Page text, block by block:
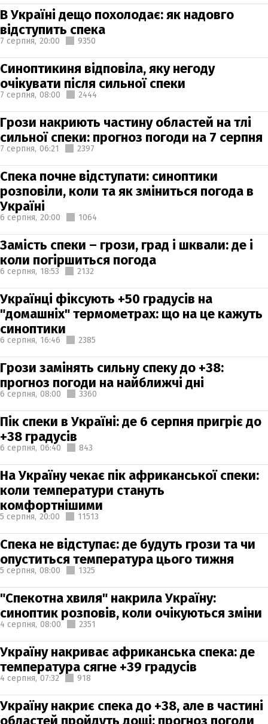
В Україні дещо похолодає: як надовго
відступить спека
7 серпня, 20:00 9350
Синоптикиня відповіла, яку негоду
очікувати після сильної спеки
7 серпня, 08:00 2444
Грози накриють частину областей на тлі
сильної спеки: прогноз погоди на 7 серпня
7 серпня, 06:21 2397
Спека почне відступати: синоптики
розповіли, коли та як зміниться погода в
Україні
6 серпня, 20:00 1064
Замість спеки – грози, град і шквали: де і
коли погіршиться погода
6 серпня, 18:53 2132
Українці фіксують +50 градусів на
"домашніх" термометрах: що на це кажуть
синоптики
6 серпня, 16:46 2385
Грози замінять сильну спеку до +38:
прогноз погоди на найближчі дні
6 серпня, 08:00 3360
Пік спеки в Україні: де 6 серпня пригріє до
+38 градусів
6 серпня, 06:40 843
На Україну чекає пік африканської спеки:
коли температури стануть
комфортнішими
5 серпня, 20:00 11513
Спека не відступає: де будуть грози та чи
опуститься температура цього тижня
5 серпня, 08:00 1325
"Спекотна хвиля" накрила Україну:
синоптик розповів, коли очікуються зміни
4 серпня, 08:00 2351
Україну накриває африканська спека: де
температура сягне +39 градусів
4 серпня, 07:32 918
Україну накриє спека до +38, але в частині
областей пройдуть дощі: прогноз погоди